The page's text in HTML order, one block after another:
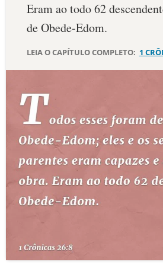
DEVOCIONAL DIÁRIO
ESBOÇOS DE PREGAÇÃO
TEMAS
PERGUNTE À BÍBLIA IA
TERMO BÍBLICO
Eram ao todo 62
de Obede-Edom.
LEIA O CAPÍTULO COMPLETO: 1